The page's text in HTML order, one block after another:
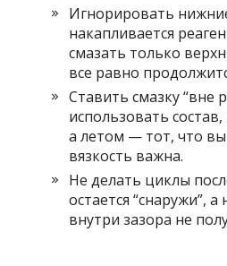
Игнорировать
накапливается
смазать только
все равно
Ставить смазку “вне
использовать
а летом — тот, что
вязкость важна.
Не делать циклы
остается “снаружи”,
внутри зазора не